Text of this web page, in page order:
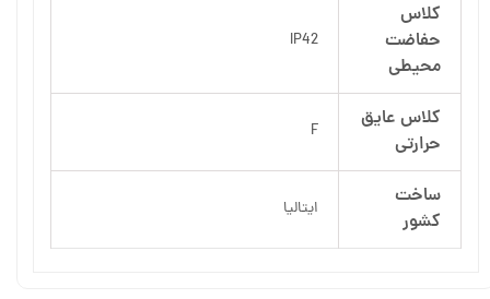
کلاس
حفاضت
محیطی
IP42
کلاس عایق
حرارتی
F
ساخت
کشور
ایتالیا